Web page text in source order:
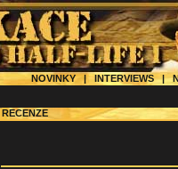
NOVINKY | INTERVIEWS|
RECENZE